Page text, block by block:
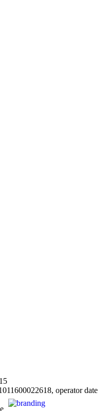
operator date